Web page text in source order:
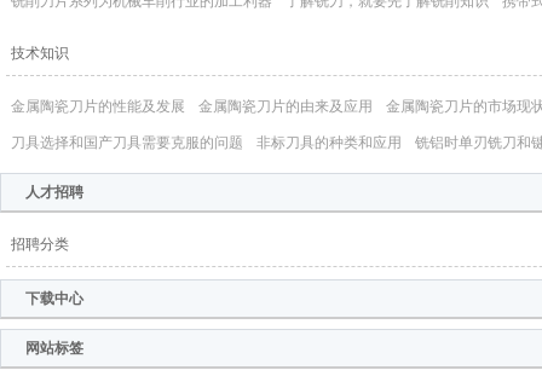
技术知识
金属陶瓷刀片的性能及发展 金属陶瓷刀片的由来及应用 金属陶瓷刀片的市场现
刀具选择和国产刀具需要克服的问题 非标刀具的种类和应用 铣铝时单刃铣刀和
人才招聘
招聘分类
下载中心
网站标签